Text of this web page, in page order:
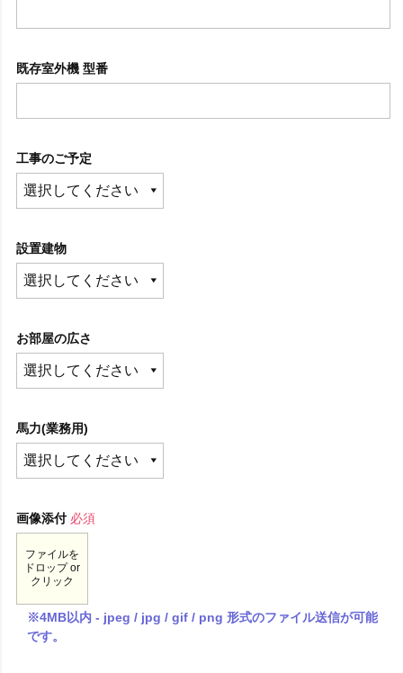
既存室外機 型番
工事のご予定
設置建物
お部屋の広さ
馬力(業務用)
画像添付 必須
ファイルを
ドロップ or
クリック
※4MB以内 - jpeg / jpg / gif / png 形式のファイル送信が可能
です。